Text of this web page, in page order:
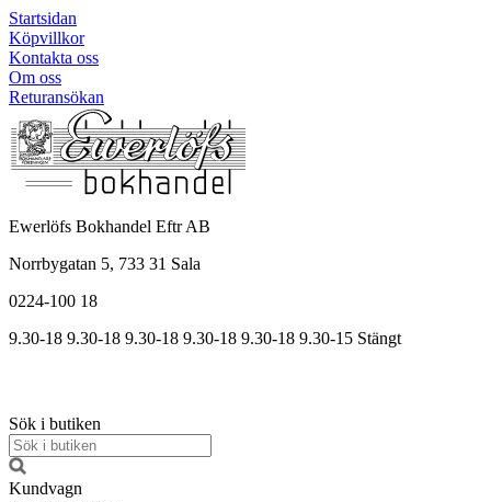
Startsidan
Köpvillkor
Kontakta oss
Om oss
Returansökan
Ewerlöfs Bokhandel Eftr AB
Norrbygatan 5, 733 31 Sala
0224-100 18
9.30-18 9.30-18 9.30-18 9.30-18 9.30-18 9.30-15 Stängt
Sök i butiken
Kundvagn